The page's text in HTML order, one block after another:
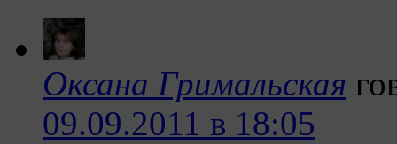
Оксана Гримальская
09.09.2011 в 18:05